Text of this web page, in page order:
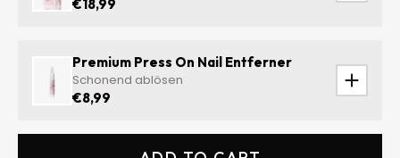
€18,99
Premium Press On Nail Entferner
Schonend ablösen
€8,99